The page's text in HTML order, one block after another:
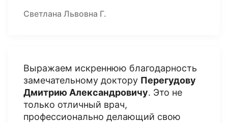
Светлана Львовна Г.
Выражаем искреннюю благодарность
замечательному доктору Перегудову
Дмитрию Александровичу. Это не
только отличный врач,
профессионально делающий свою